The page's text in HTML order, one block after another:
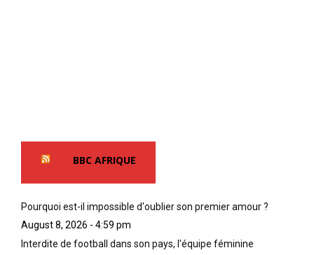
BBC AFRIQUE
Pourquoi est-il impossible d'oublier son premier amour ?
August 8, 2026 - 4:59 pm
Interdite de football dans son pays, l'équipe féminine